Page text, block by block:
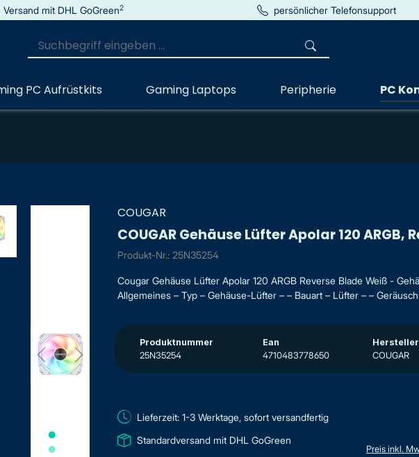
Versand mit DHL GoGreen2 persönlicher Telefonsupport
PC Aufrüstkits Gaming Laptops Peripherie PC
COUGAR
COUGAR Gehäuse Lüfter Apolar 120 ARGB,
Produkt-Nr.: 25N35254
Cougar Gehäuse Lüfter Apolar 120 ARGB Reverse Blade Weiß -
Allgemeines – Typ – Gehäuse-Lüfter – – Bauart – Lüfter – –
Produktnummer
25N35254
Ean
4710483778650
Hersteller
COUGAR
Lieferzeit: 1-3 Werktage, sofort versandfertig
Standardversand mit DHL GoGreen
Preis inkl.